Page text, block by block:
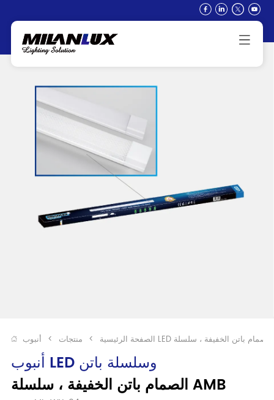
الصفحة الرئيسية > منتجات >
أنبوب LED وسلسلة باتن
الصمام باتن الخفيفة ، سلسلة AMB